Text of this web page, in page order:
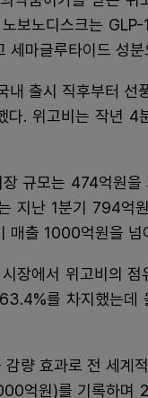
보노디스크는
세마글루타이드 성
내 출시 직후부터 선
다. 위고비는 작년
규모는 474억원
지난 1분기 794억
매출 1000억원을 넘
장에서 위고비의
를 차지했는데
감량 효과로 전 세계
억원)를 기록하